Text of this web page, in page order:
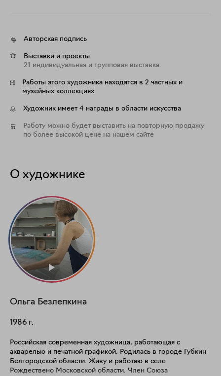
Авторская подпись
Выставки и проекты
21 индивидуальная и групповая выставка
Работы этого художника находятся в 2 частных и
музейных коллекциях
Художник имеет 4 награды в области искусства
Работу можно будет выставить на повторную продажу
по более высокой цене на нашем сайте
О художнике
Ольга Безлепкина
1986 г.
Российская современная художница, работающая с
акварелью и печатной графикой. Родилась в городе Губкин
Белгородской области. Живу и работаю в селе
Рождествено Московской области. Член Союза